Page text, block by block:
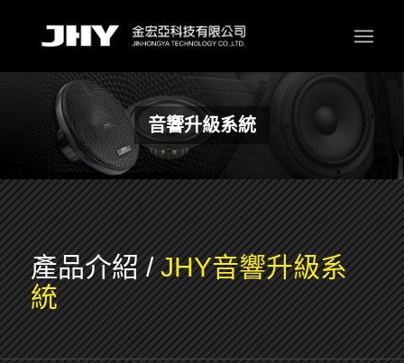
音響升級系統
產品介紹/JHY音響升級系
統